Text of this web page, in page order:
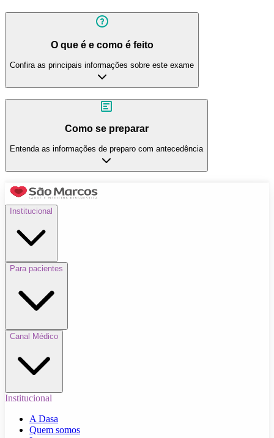
O que é e como é feito
Confira as principais informações sobre este exame
Como se preparar
Entenda as informações de preparo com antecedência
Institucional
Para pacientes
Canal Médico
Institucional
A Dasa
Quem somos